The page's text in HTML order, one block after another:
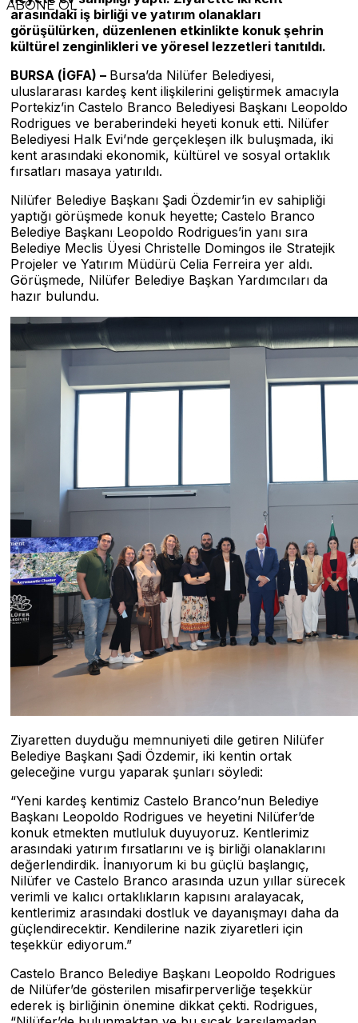
ABONE OL
arasındaki iş birliği ve yatırım olanakları
görüşülürken, düzenlenen etkinlikte konuk şehrin
kültürel zenginlikleri ve yöresel lezzetleri tanıtıldı.
BURSA (İGFA) – Bursa’da Nilüfer Belediyesi,
uluslararası kardeş kent ilişkilerini geliştirmek amacıyla
Portekiz’in Castelo Branco Belediyesi Başkanı Leopoldo
Rodrigues ve beraberindeki heyeti konuk etti. Nilüfer
Belediyesi Halk Evi’nde gerçekleşen ilk buluşmada, iki
kent arasındaki ekonomik, kültürel ve sosyal ortaklık
fırsatları masaya yatırıldı.
Nilüfer Belediye Başkanı Şadi Özdemir’in ev sahipliği
yaptığı görüşmede konuk heyette; Castelo Branco
Belediye Başkanı Leopoldo Rodrigues’in yanı sıra
Belediye Meclis Üyesi Christelle Domingos ile Stratejik
Projeler ve Yatırım Müdürü Celia Ferreira yer aldı.
Görüşmede, Nilüfer Belediye Başkan Yardımcıları da
hazır bulundu.
Ziyaretten duyduğu memnuniyeti dile getiren Nilüfer
Belediye Başkanı Şadi Özdemir, iki kentin ortak
geleceğine vurgu yaparak şunları söyledi:
“Yeni kardeş kentimiz Castelo Branco’nun Belediye
Başkanı Leopoldo Rodrigues ve heyetini Nilüfer’de
konuk etmekten mutluluk duyuyoruz. Kentlerimiz
arasındaki yatırım fırsatlarını ve iş birliği olanaklarını
değerlendirdik. İnanıyorum ki bu güçlü başlangıç,
Nilüfer ve Castelo Branco arasında uzun yıllar sürecek
verimli ve kalıcı ortaklıkların kapısını aralayacak,
kentlerimiz arasındaki dostluk ve dayanışmayı daha da
güçlendirecektir. Kendilerine nazik ziyaretleri için
teşekkür ediyorum.”
Castelo Branco Belediye Başkanı Leopoldo Rodrigues
de Nilüfer’de gösterilen misafirperverliğe teşekkür
ederek iş birliğinin önemine dikkat çekti. Rodrigues,